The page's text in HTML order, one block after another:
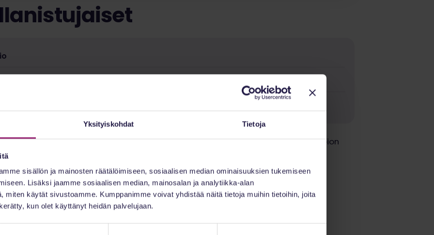
Yksityiskohdat Tietoja
sisällön ja mainosten räätälöimiseen, sosiaalisen median ominaisuuksien tukemiseen
Lisäksi jaamme sosiaalisen median, mainosalan ja analytiikka-alan
miten käytät sivustoamme. Kumppanimme voivat yhdistää näitä tietoja muihin tietoihin, joita
kun olet käyttänyt heidän palvelujaan.
alkaen vapputunnelmaiset illanistujaiset. Tapahtuma järjestetään Solon Kuopion
alueen lääkäreille ja kandeille.
ja Punkkua
viettämään rentoa iltaa kanssamme!
Marjolle:
9518